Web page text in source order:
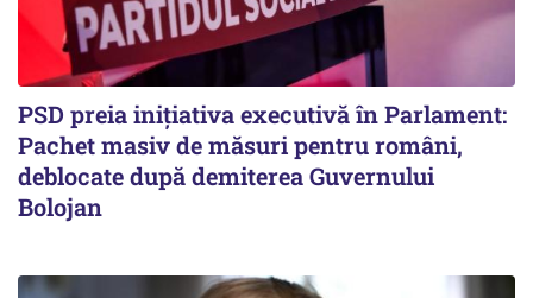
PSD preia inițiativa executivă în Parlament:
Pachet masiv de măsuri pentru români,
deblocate după demiterea Guvernului
Bolojan